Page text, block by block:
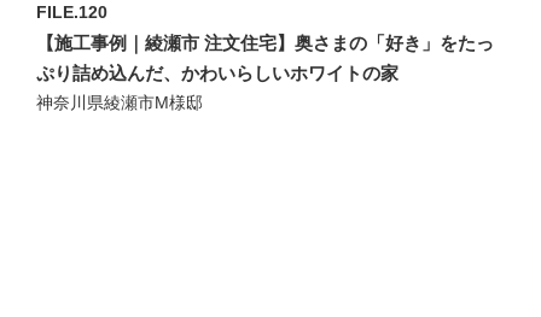
FILE.120
【施工事例｜綾瀬市 注文住宅】奥さまの「好き」をたっ
ぷり詰め込んだ、かわいらしいホワイトの家
神奈川県綾瀬市M様邸